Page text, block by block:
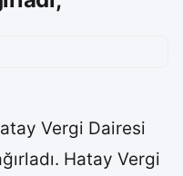
Vergi Dairesi
Hatay Vergi